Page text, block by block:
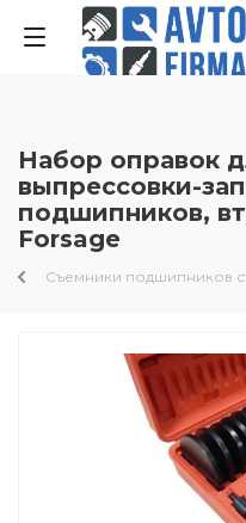
Набор оправок
выпрессовки-
подшипников,
Forsage
Съемники подшипников